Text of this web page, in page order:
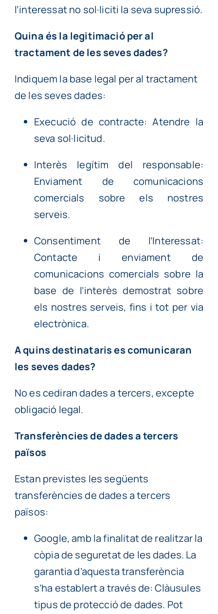
l’interessat no sol·liciti la seva supressió.
Quina és la legitimació per al
tractament de les seves dades?
Indiquem la base legal per al tractament
de les seves dades:
Execució de contracte: Atendre la
seva sol·licitud.
Interès legítim del responsable:
Enviament de comunicacions
comercials sobre els nostres
serveis.
Consentiment de l’Interessat:
Contacte i enviament de
comunicacions comercials sobre la
base de l’interès demostrat sobre
els nostres serveis, fins i tot per via
electrònica.
A quins destinataris es comunicaran
les seves dades?
No es cediran dades a tercers, excepte
obligació legal.
Transferències de dades a tercers
països
Estan previstes les següents
transferències de dades a tercers
països:
Google, amb la finalitat de realitzar la
còpia de seguretat de les dades. La
garantia d’aquesta transferència
s’ha establert a través de: Clàusules
tipus de protecció de dades. Pot